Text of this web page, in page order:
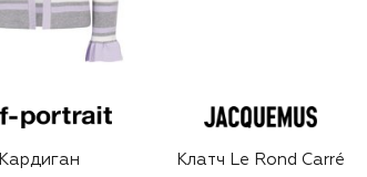
Кардиган
Клатч Le Rond Carré